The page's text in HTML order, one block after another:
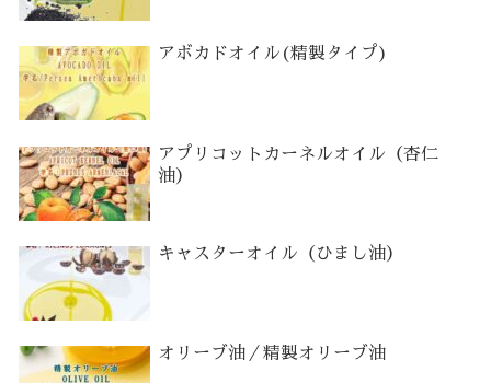
アボカドオイル(精製タイプ)
アプリコットカーネルオイル（杏仁
油）
キャスターオイル（ひまし油）
オリーブ油／精製オリーブ油